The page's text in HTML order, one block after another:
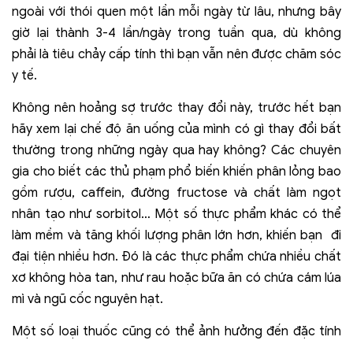
ngoài với thói quen một lần mỗi ngày từ lâu, nhưng bây
giờ lại thành 3-4 lần/ngày trong tuần qua, dù không
phải là tiêu chảy cấp tính thì bạn vẫn nên được chăm sóc
y tế.
Không nên hoảng sợ trước thay đổi này, trước hết bạn
hãy xem lại chế độ ăn uống của mình có gì thay đổi bất
thường trong những ngày qua hay không? Các chuyên
gia cho biết các thủ phạm phổ biến khiến phân lỏng bao
gồm rượu, caffein, đường fructose và chất làm ngọt
nhân tạo như sorbitol… Một số thực phẩm khác có thể
làm mềm và tăng khối lượng phân lớn hơn, khiến bạn đi
đại tiện nhiều hơn. Đó là các thực phẩm chứa nhiều chất
xơ không hòa tan, như rau hoặc bữa ăn có chứa cám lúa
mì và ngũ cốc nguyên hạt.
Một số loại thuốc cũng có thể ảnh hưởng đến đặc tính